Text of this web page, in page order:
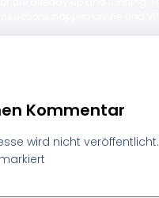
Kommentar
wird nicht veröffentlicht.
markiert